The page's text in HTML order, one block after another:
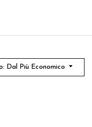
Dal Più Economico